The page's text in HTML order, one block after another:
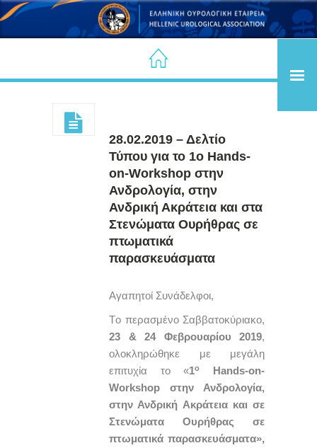
28.02.2019 – Δελτίο
Τύπου για το 1ο Hands-
on-Workshop στην
Ανδρολογία, στην
Ανδρική Ακράτεια και στα
Στενώματα Ουρήθρας σε
πτωματικά
παρασκευάσματα
Αγαπητοί Συνάδελφοι,
Tο περασμένο Σαββατοκύριακο,
23 & 24 Φεβρουαρίου 2019,
ολοκληρώθηκε με μεγάλη
επιτυχία το «1ο Hands-on-
Workshop στην Ανδρολογία,
στην Ανδρική Ακράτεια και σε
Στενώματα Ουρήθρας σε
πτωματικά παρασκευάσματα»,